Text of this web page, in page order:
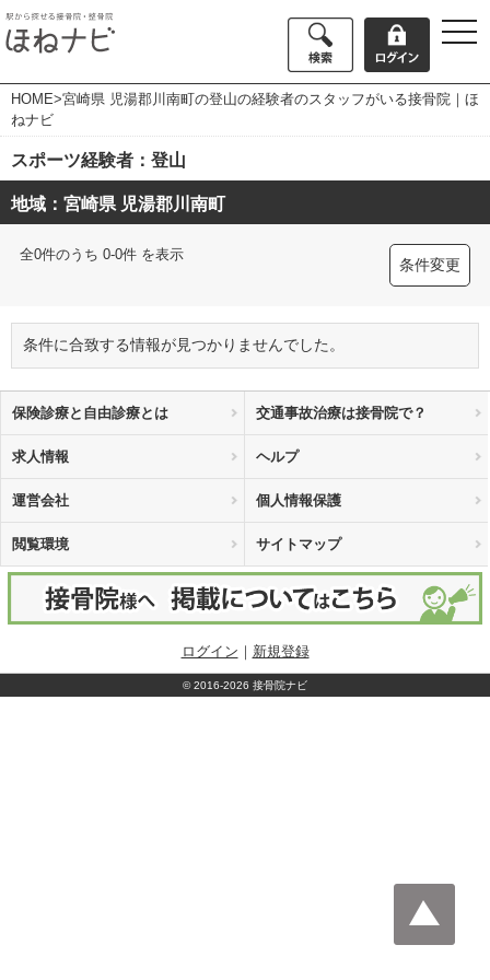
HOME>宮崎県 児湯郡川南町の登山の経験者のスタッフがいる接骨院｜ほ
ねナビ
スポーツ経験者：登山
地域：宮崎県 児湯郡川南町
全0件のうち 0-0件 を表示
条件変更
条件に合致する情報が見つかりませんでした。
保険診療と自由診療とは 交通事故治療は接骨院で？
求人情報 ヘルプ
運営会社 個人情報保護
閲覧環境 サイトマップ
ログイン ｜ 新規登録
©2016-2026 接骨院ナビ